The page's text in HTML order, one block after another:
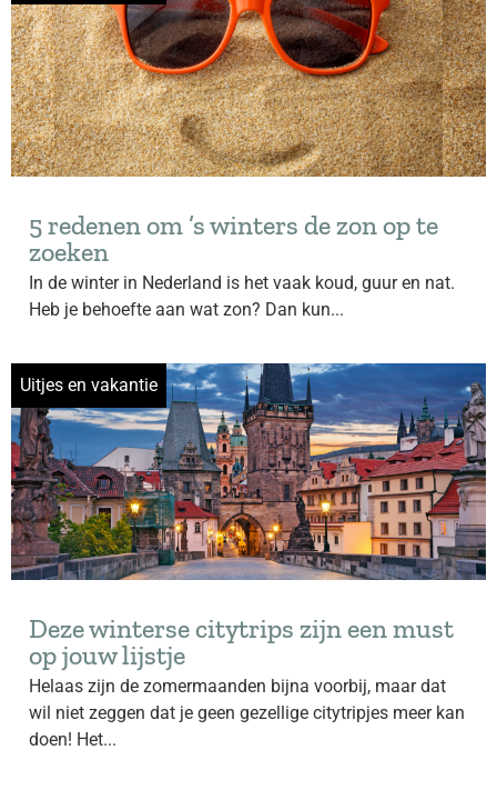
5 redenen om ’s winters de zon op te
zoeken
In de winter in Nederland is het vaak koud, guur en nat.
Heb je behoefte aan wat zon? Dan kun...
Uitjes en vakantie
Deze winterse citytrips zijn een must
op jouw lijstje
Helaas zijn de zomermaanden bijna voorbij, maar dat
wil niet zeggen dat je geen gezellige citytripjes meer kan
doen! Het...